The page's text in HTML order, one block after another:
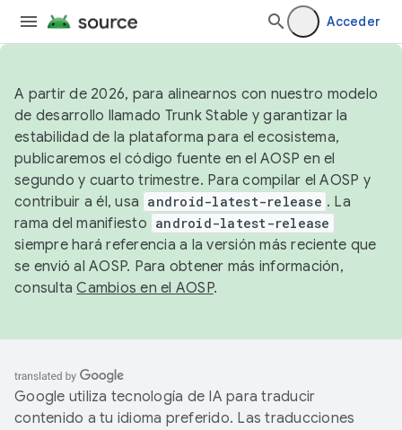
Acceder
A partir de 2026, para alinearnos con nuestro modelo
de desarrollo llamado Trunk Stable y garantizar la
estabilidad de la plataforma para el ecosistema,
publicaremos el código fuente en el AOSP en el
segundo y cuarto trimestre. Para compilar el AOSP y
contribuir a él, usa android-latest-release . La
rama del manifiesto android-latest-release
siempre hará referencia a la versión más reciente que
se envió al AOSP. Para obtener más información,
consultaCambios en el AOSP.
Google utiliza tecnología de IA para traducir
contenido a tu idioma preferido. Las traducciones